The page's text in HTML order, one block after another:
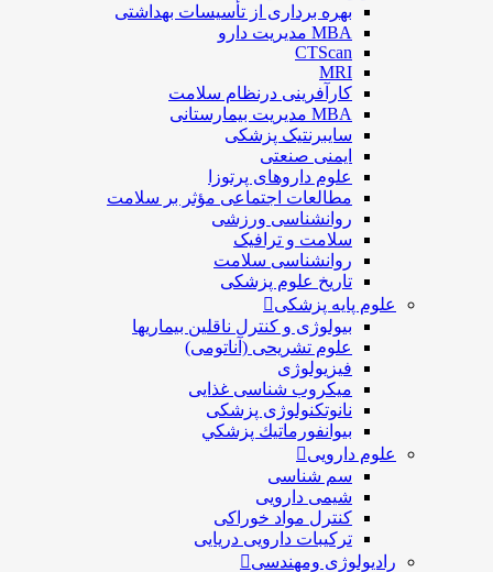
بهره برداری از تأسیسات بهداشتی
MBA مدیریت دارو
CTScan
MRI
کارآفرینی درنظام سلامت
MBA مدیریت بیمارستانی
سایبرنتیک پزشکی
ایمنی صنعتی
علوم داروهای پرتوزا
مطالعات اجتماعی مؤثر بر سلامت
روانشناسی ورزشی
سلامت و ترافیک
روانشناسی سلامت
تاریخ علوم پزشکی
علوم پایه پزشکی
بیولوژی و کنترل ناقلین بیماریها
علوم تشریحی (آناتومی)
فیزیولوژی
ميكروب شناسی غذایی
نانوتکنولوژی پزشکی
بيوانفورماتيك پزشكي
علوم دارویی
سم شناسی
شیمی دارویی
کنترل مواد خوراکی
ترکیبات دارویی دریایی
رادیولوژی ومهندسی